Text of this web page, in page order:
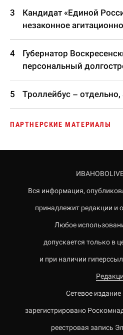
Кандидат «Единой
незаконное
Губернатор
персональный
Троллейбус – отдельно,
ПАРТНЕРСКИЕ МАТЕРИАЛЫ
Вся информация,
принадлежит редакции и
Любое
допускается только в
и при наличии
Сетевое
зарегистрировано
реестровая запись